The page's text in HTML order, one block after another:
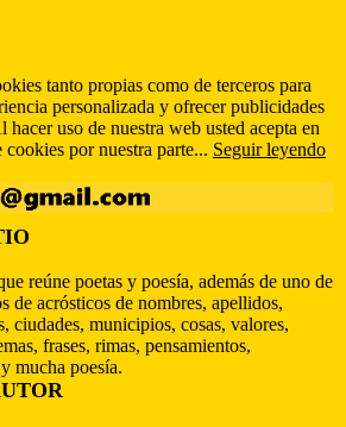
tanto propias como de terceros para
personalizada y ofrecer publicidades
hacer uso de nuestra web usted acepta en
por nuestra parte... Seguir leyendo
reúne poetas y poesía, además de uno de
de acrósticos de nombres, apellidos,
ciudades, municipios, cosas, valores,
frases, rimas, pensamientos,
mucha poesía.